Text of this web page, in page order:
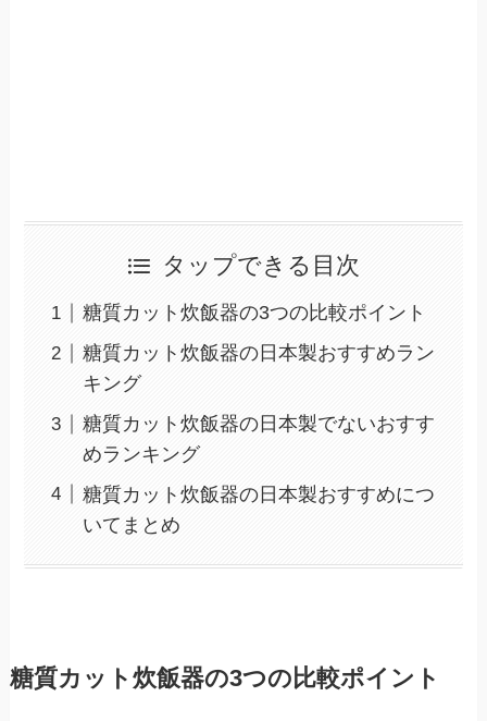
タップできる目次
糖質カット炊飯器の3つの比較ポイント
糖質カット炊飯器の日本製おすすめラン
キング
糖質カット炊飯器の日本製でないおすす
めランキング
糖質カット炊飯器の日本製おすすめにつ
いてまとめ
糖質カット炊飯器の3つの比較ポイント